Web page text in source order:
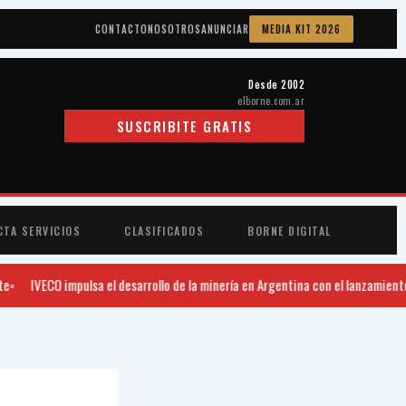
CONTACTONOSOTROSANUNCIAR MEDIA KIT 2026
Desde 2002
elborne.com.ar
SUSCRIBITE GRATIS
SERVICIOS CLASIFICADOS BORNE DIGITAL
IVECO impulsa el desarrollo de la minería en Argentina con el lanzamiento